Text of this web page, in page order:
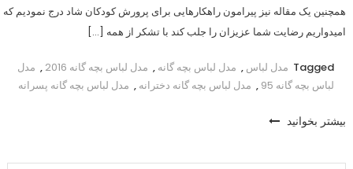
همچنین یک مقاله نیز پیرامون راهکارهایی برای پرورش کودکان شاد درج نمودیم که
امیدواریم رضایت شما عزیزان را جلب کند با تشکر از همه […]
Tagged مدل لباس , مدل لباس بچه گانه , مدل لباس بچه گانه 2016 , مدل
لباس بچه گانه 95
, مدل لباس بچه گانه دخترانه , مدل لباس بچه گانه پسرانه
بیشتر بخوانید